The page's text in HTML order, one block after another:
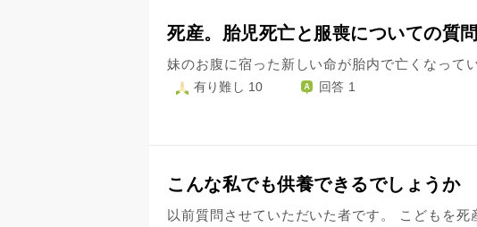
死産。胎児死亡と服喪についての質問
有り難し 10 回答 1
こんな私でも供養できるでしょうか